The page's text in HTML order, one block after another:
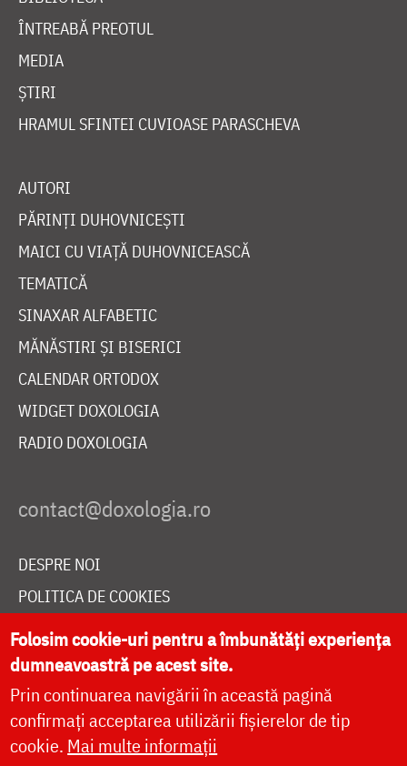
ÎNTREABĂ PREOTUL
MEDIA
ȘTIRI
HRAMUL SFINTEI CUVIOASE PARASCHEVA
AUTORI
PĂRINȚI DUHOVNICEȘTI
MAICI CU VIAȚĂ DUHOVNICEASCĂ
TEMATICĂ
SINAXAR ALFABETIC
MĂNĂSTIRI ȘI BISERICI
CALENDAR ORTODOX
WIDGET DOXOLOGIA
RADIO DOXOLOGIA
DESPRE NOI
POLITICA DE COOKIES
DONEAZĂ ONLINE PENTRU CATEDRALA NAȚIONALĂ
LIVE
Folosim cookie-uri pentru a îmbunătăți experiența
dumneavoastră pe acest site.
Prin continuarea navigării în această pagină
confirmați acceptarea utilizării fișierelor de tip
cookie. Mai multe informații